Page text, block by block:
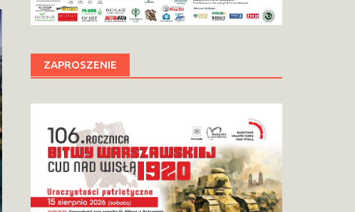
ZAPROSZENIE